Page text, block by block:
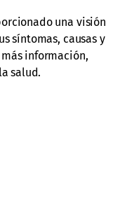
una visión
síntomas, causas y
información,
salud.